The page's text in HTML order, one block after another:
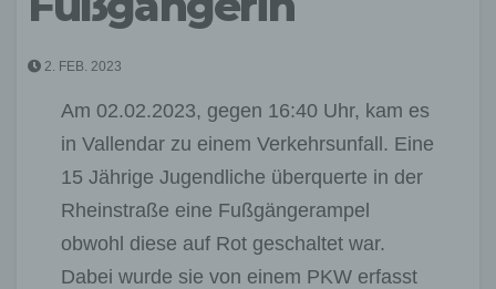
2. FEB. 2023
Am 02.02.2023, gegen 16:40 Uhr, kam es
in Vallendar zu einem Verkehrsunfall. Eine
15 Jährige Jugendliche überquerte in der
Rheinstraße eine Fußgängerampel
obwohl diese auf Rot geschaltet war.
Dabei wurde sie von einem PKW erfasst